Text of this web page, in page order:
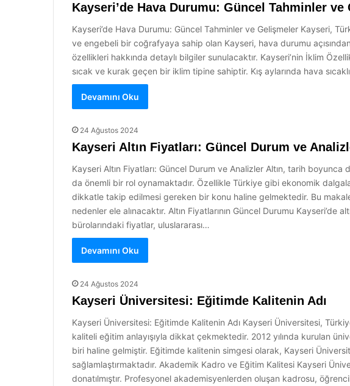
Kayseri’de Hava Durumu: Güncel Tahminler ve
Kayseri’de Hava Durumu: Güncel Tahminler ve Gelişmeler Kayseri,
ve engebeli bir coğrafyaya sahip olan Kayseri, hava durumu
özellikleri hakkında detaylı bilgiler sunulacaktır. Kayseri’nin İklim
sıcak ve kurak geçen bir iklim tipine sahiptir. Kış aylarında hava
Devamını Oku
24 Ağustos 2024
Kayseri Altın Fiyatları: Güncel Durum ve
Kayseri Altın Fiyatları: Güncel Durum ve Analizler Altın, tarih boyunca
da önemli bir rol oynamaktadır. Özellikle Türkiye gibi ekonomik
dikkatle takip edilmesi gereken bir konu haline gelmektedir. Bu
nedenler ele alınacaktır. Altın Fiyatlarının Güncel Durumu
bürolarındaki fiyatlar, uluslararası…
Devamını Oku
24 Ağustos 2024
Kayseri Üniversitesi: Eğitimde Kalitenin Adı
Kayseri Üniversitesi: Eğitimde Kalitenin Adı Kayseri Üniversitesi,
kaliteli eğitim anlayışıyla dikkat çekmektedir. 2012 yılında kurulan
biri haline gelmiştir. Eğitimde kalitenin simgesi olarak, Kayseri
sağlamlaştırmaktadır. Akademik Kadro ve Eğitim Kalitesi Kayseri
donatılmıştır. Profesyonel akademisyenlerden oluşan kadrosu,